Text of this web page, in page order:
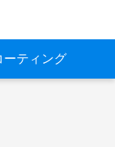
ーティング